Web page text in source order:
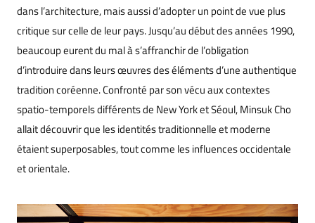
dans l’architecture, mais aussi d’adopter un point de vue plus
critique sur celle de leur pays. Jusqu’au début des années 1990,
beaucoup eurent du mal à s’affranchir de l’obligation
d’introduire dans leurs œuvres des éléments d’une authentique
tradition coréenne. Confronté par son vécu aux contextes
spatio-temporels différents de New York et Séoul, Minsuk Cho
allait découvrir que les identités traditionnelle et moderne
étaient superposables, tout comme les influences occidentale
et orientale.